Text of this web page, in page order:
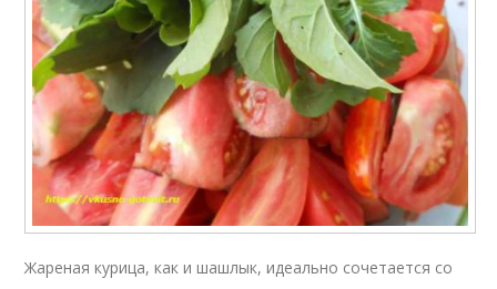
Жареная курица, как и шашлык, идеально сочетается со